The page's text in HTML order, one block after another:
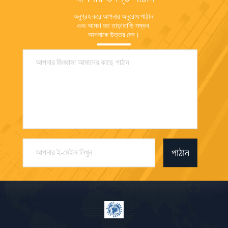
অনুগ্রহ করে আপনার অনুরোধ পাঠান
এবং আমরা যত তাড়াতাড়ি সম্ভব
আপনাকে উত্তর দেব।
পাঠান